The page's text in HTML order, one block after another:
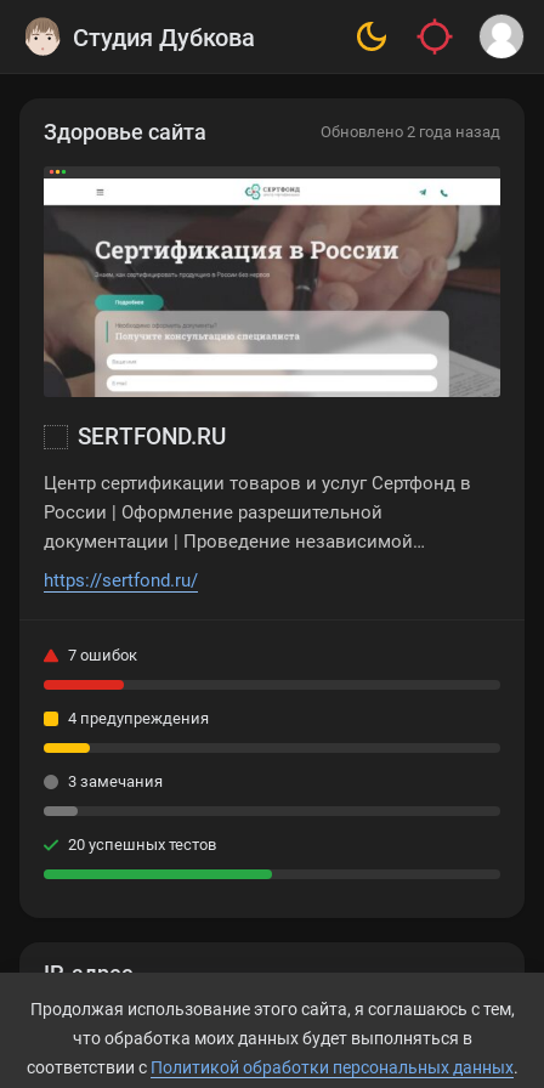
Студия Дубкова
IP-адрес
82.146.48.114
Здоровье сайта Обновлено 2 года назад
SERTFOND.RU
Центр сертификации товаров и услуг Сертфонд в
России | Оформление разрешительной
документации | Проведение независимой
экспертизы промышленной безопасности |
https://sertfond.ru/
7 ошибок
4 предупреждения
3 замечания
20 успешных тестов
Продолжая использование этого сайта, я соглашаюсь с тем,
что обработка моих данных будет выполняться в
соответствии с Политикой обработки персональных данных.